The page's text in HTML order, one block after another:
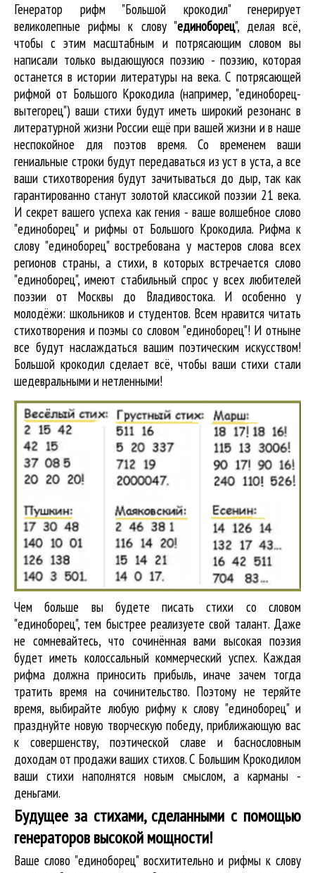
Генератор рифм "Большой крокодил" генерирует
великолепныерифмы к слову "единоборец", делая всё,
чтобы с этим масштабным и потрясающим словом вы
написали только выдающуюся поэзию - поэзию, которая
останется в истории литературы на века. С потрясающей
рифмой от Большого Крокодила (например, "единоборец-
вытегорец") ваши стихи будут иметь широкий резонанс в
литературной жизни России ещё при вашей жизни и в наше
неспокойное для поэтов время. Со временем ваши
гениальные строки будут передаваться из уст в уста, а все
ваши стихотворения будут зачитываться до дыр, так как
гарантированно станут золотой классикой поэзии 21 века.
И секрет вашего успеха как гения - ваше волшебное слово
"единоборец" и рифмы от Большого Крокодила. Рифма к
слову "единоборец" востребована у мастеров слова всех
регионов страны, а стихи, в которых встречается слово
"единоборец", имеют стабильный спрос у всех любителей
поэзии от Москвы до Владивостока. И особенно у
молодёжи: школьников и студентов. Всем нравится читать
стихотворения и поэмы со словом "единоборец"! И отныне
все будут наслаждаться вашим поэтическим искусством!
Большой крокодил cделает всё, чтобы ваши стихи стали
шедевральными и нетленными!
Чем больше вы будете писать стихи со словом
"единоборец", тем быстрее реализуете свой талант. Даже
не сомневайтесь, что сочинённая вами высокая поэзия
будет иметь колоссальный коммерческий успех. Каждая
рифма должна приносить прибыль, иначе зачем тогда
тратить время на сочинительство. Поэтому не теряйте
время, выбирайте любую рифму к слову "единоборец" и
празднуйте новую творческую победу, приближающую вас
к совершенству, поэтической славе и баснословным
доходам от продажи ваших стихов. С Большим Крокодилом
ваши стихи наполнятся новым смыслом, а карманы -
деньгами.
Будущее за стихами, сделанными с помощью
генераторов высокой мощности!
Ваше слово "единоборец" восхитительно и рифмы к слову